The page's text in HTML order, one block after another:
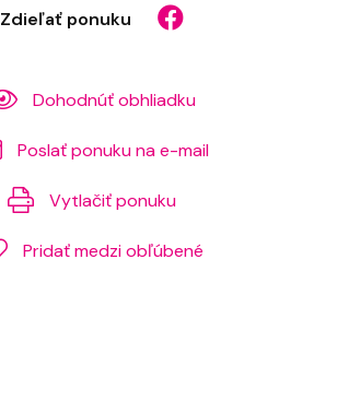
Zdieľať ponuku
Dohodnúť obhliadku
Poslať ponuku na e-mail
Vytlačiť ponuku
Pridať medzi obľúbené